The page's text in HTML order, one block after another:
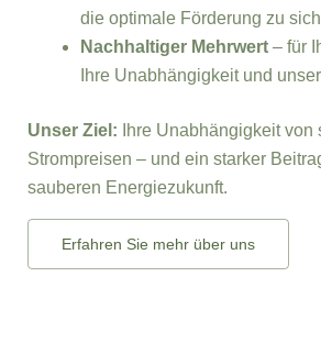
die optimale Förderung zu
Nachhaltiger Mehrwert – für
Ihre Unabhängigkeit und
Unser Ziel: Ihre Unabhängigkeit von
Strompreisen – und ein starker
sauberen Energiezukunft.
Erfahren Sie mehr über uns